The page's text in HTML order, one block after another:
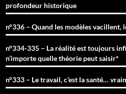
profondeur historique
n°336 – Quand les modèles vacillent,
n°334-335 – La réalité est toujours
n’importe quelle théorie peut saisir*
n°333 – Le travail, c’est la santé…